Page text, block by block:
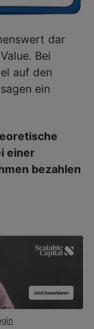
dar
Bei
auf den
ein
einer
bezahlen